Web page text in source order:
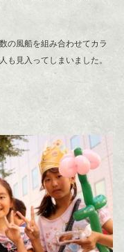
の風船を組み合わせてカラ
も見入ってしまいました。